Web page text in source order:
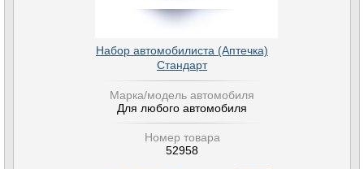
Набор автомобилиста (Аптечка)
Стандарт
Марка/модель автомобиля
Для любого автомобиля
Номер товара
52958